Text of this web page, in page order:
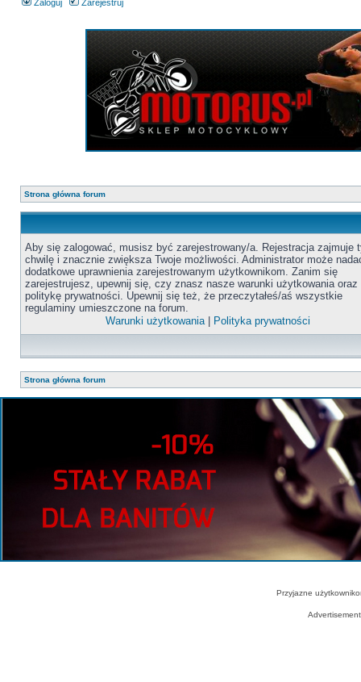
Zaloguj Zarejestruj
Strona główna forum
Aby się zalogować, musisz być zarejestrowany/a. Rejestracja zajmuje
chwilę i znacznie zwiększa Twoje możliwości. Administrator może
dodatkowe uprawnienia zarejestrowanym użytkownikom. Zanim się
zarejestrujesz, upewnij się, czy znasz nasze warunki użytkowania oraz
politykę prywatności. Upewnij się też, że przeczytałeś/aś wszystkie
regulaminy umieszczone na forum.
Warunki użytkowania| Polityka prywatności
Strona główna forum
Przyjazne